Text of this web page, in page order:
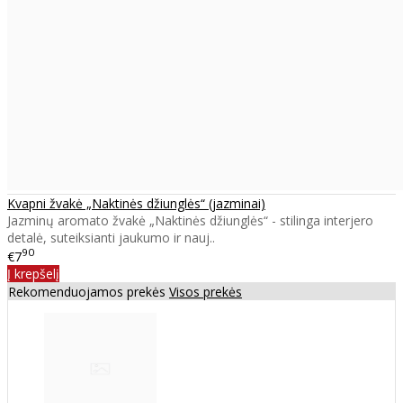
Kvapni žvakė „Naktinės džiunglės“ (jazminai)
Jazminų aromato žvakė „Naktinės džiunglės“ - stilinga interjero
detalė, suteiksianti jaukumo ir nauj..
€790
Į krepšelį
Rekomenduojamos prekės Visos prekės